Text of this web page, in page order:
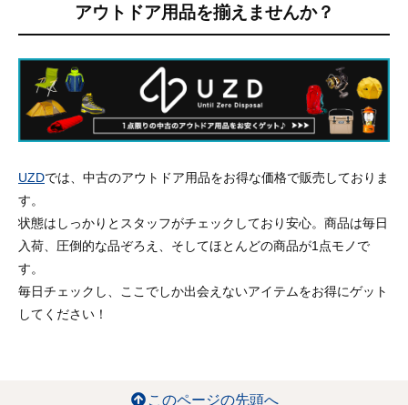
アウトドア用品を揃えませんか？
UZDでは、中古のアウトドア用品をお得な価格で販売しておりま
す。
状態はしっかりとスタッフがチェックしており安心。商品は毎日
入荷、圧倒的な品ぞろえ、そしてほとんどの商品が1点モノで
す。
毎日チェックし、ここでしか出会えないアイテムをお得にゲット
してください！
このページの先頭へ